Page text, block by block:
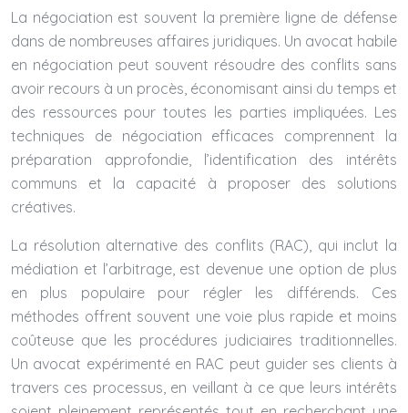
La négociation est souvent la première ligne de défense
dans de nombreuses affaires juridiques. Un avocat habile
en négociation peut souvent résoudre des conflits sans
avoir recours à un procès, économisant ainsi du temps et
des ressources pour toutes les parties impliquées. Les
techniques de négociation efficaces comprennent la
préparation approfondie, l’identification des intérêts
communs et la capacité à proposer des solutions
créatives.
La résolution alternative des conflits (RAC), qui inclut la
médiation et l’arbitrage, est devenue une option de plus
en plus populaire pour régler les différends. Ces
méthodes offrent souvent une voie plus rapide et moins
coûteuse que les procédures judiciaires traditionnelles.
Un avocat expérimenté en RAC peut guider ses clients à
travers ces processus, en veillant à ce que leurs intérêts